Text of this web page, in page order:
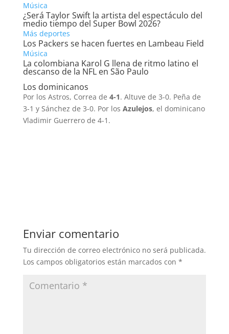
Música
¿Será Taylor Swift la artista del espectáculo del
medio tiempo del Super Bowl 2026?
Más deportes
Los Packers se hacen fuertes en Lambeau Field
Música
La colombiana Karol G llena de ritmo latino el
descanso de la NFL en São Paulo
Los dominicanos
Por los Astros, Correa de 4-1. Altuve de 3-0. Peña de
3-1 y Sánchez de 3-0. Por los Azulejos, el dominicano
Vladimir Guerrero de 4-1.
Enviar comentario
Tu dirección de correo electrónico no será publicada.
Los campos obligatorios están marcados con *